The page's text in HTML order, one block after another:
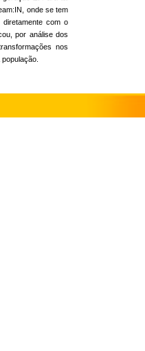
onde se tem
com o
por análise dos
nos